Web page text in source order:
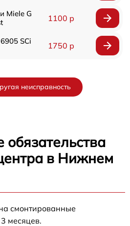
Miele G
1100 р
SCi
1750 р
неисправность
обязательства
в Нижнем
смонтированные
месяцев.